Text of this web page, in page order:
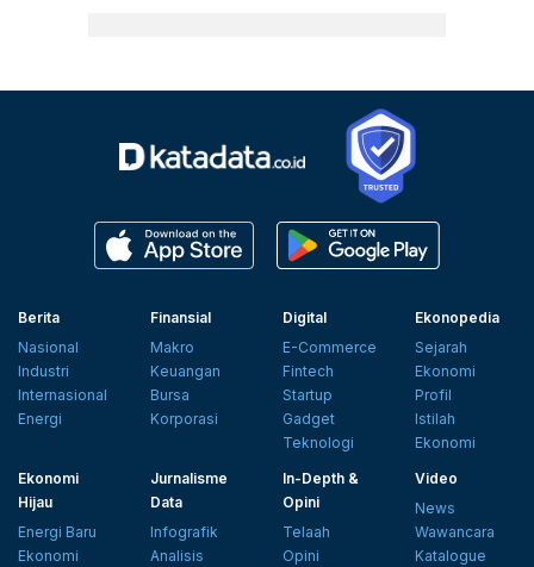
Berita
Nasional
Industri
Internasional
Energi
Finansial
Makro
Keuangan
Bursa
Korporasi
Digital
E-Commerce
Fintech
Startup
Gadget
Teknologi
Ekonopedia
Sejarah
Ekonomi
Profil
Istilah
Ekonomi
Ekonomi
Hijau
Energi Baru
Ekonomi
Jurnalisme
Data
Infografik
Analisis
In-Depth &
Opini
Telaah
Opini
Video
News
Wawancara
Katalogue